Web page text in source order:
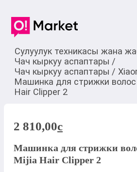
Сулуулук техникасы жана
Чач кыркуу аспаптары /
Чач кыркуу аспаптары /
Машинка для стрижки волос
Hair Clipper 2
2 810,00c
Машинка для стрижки
Mijia Hair Clipper 2